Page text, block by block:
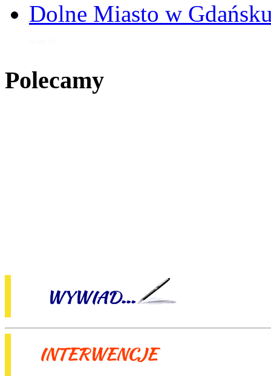
Dolne Miasto w
Polecamy